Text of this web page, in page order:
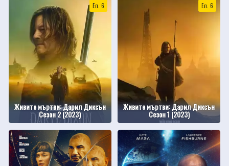
Еп. 6
Живите мъртви: Дарил Диксън
Сезон 2 (2023)
Еп. 6
Живите мъртви: Дарил Диксън
Сезон 1 (2023)